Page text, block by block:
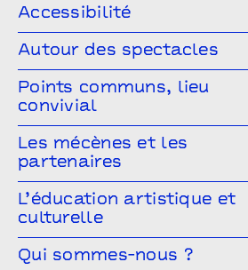
Vous venez en groupe ?
Venir à Points communs
Hors-les-murs
Accessibilité
L’accessibilité pour tous·tes !
sociale ?
Autour des spectacles
Les ateliers de pratique
Les Conversations
Visitez les théâtres
Points communs, lieu
convivial
Le Mélangeur
Le Service garderie
Les mécènes et les
partenaires
Devenir mécène
Cultivons nos points communs
Les partenaires
L’éducation artistique et
culturelle
L’éducation artistique et culturelle
à Points communs
Qui sommes-nous ?